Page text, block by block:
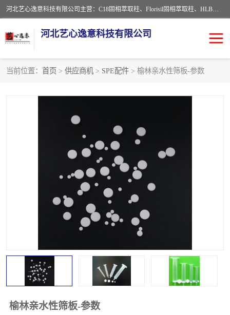
河北艺心逸意科技有限公司主营：C18固相萃取柱、Florisil固相萃取柱、HLB固相萃取柱、MCX固相萃取柱、QuEChERS、固相萃取空柱、针式过滤器 、固相萃取柱、黄曲霉毒素亲和柱。全国咨询热线：18630105913。河北艺心逸意科技有限公司接受来样定做，我们秉承着“顾客至上，锐意进取”的经营理念，坚持客户至上的原则为广大客户提供优质的服务，欢迎广大客户惠顾！免费咨询！
河北艺心逸意科技有限公司
当前位置： 首页 > 供应商机 > SPE配件 > 榆林亲水性筛板-参数
榆林亲水性筛板-参数
离子色谱预处理柱
SPE填料
过滤器/滤膜
SPE配件
96孔板